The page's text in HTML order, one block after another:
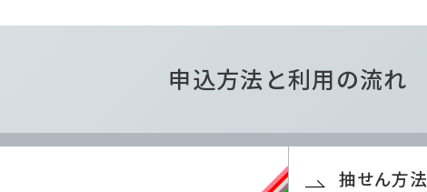
申込方法と利用の流れ
抽せん方法